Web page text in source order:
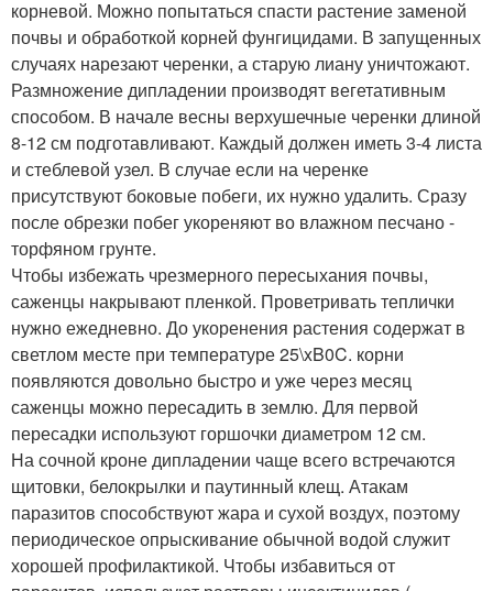
корневой. Можно попытаться спасти растение заменой
почвы и обработкой корней фунгицидами. В запущенных
случаях нарезают черенки, а старую лиану уничтожают.
Размножение дипладении производят вегетативным
способом. В начале весны верхушечные черенки длиной
8-12 см подготавливают. Каждый должен иметь 3-4 листа
и стеблевой узел. В случае если на черенке
присутствуют боковые побеги, их нужно удалить. Сразу
после обрезки побег укореняют во влажном песчано -
торфяном грунте.
Чтобы избежать чрезмерного пересыхания почвы,
саженцы накрывают пленкой. Проветривать теплички
нужно ежедневно. До укоренения растения содержат в
светлом месте при температуре 25\xB0C. корни
появляются довольно быстро и уже через месяц
саженцы можно пересадить в землю. Для первой
пересадки используют горшочки диаметром 12 см.
На сочной кроне дипладении чаще всего встречаются
щитовки, белокрылки и паутинный клещ. Атакам
паразитов способствуют жара и сухой воздух, поэтому
периодическое опрыскивание обычной водой служит
хорошей профилактикой. Чтобы избавиться от